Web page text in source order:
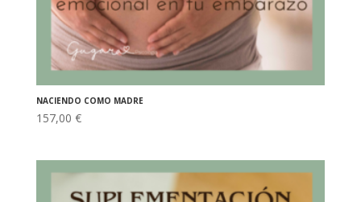
NACIENDO COMO MADRE
157,00 €